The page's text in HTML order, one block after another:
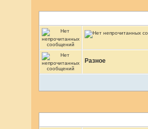
Разное